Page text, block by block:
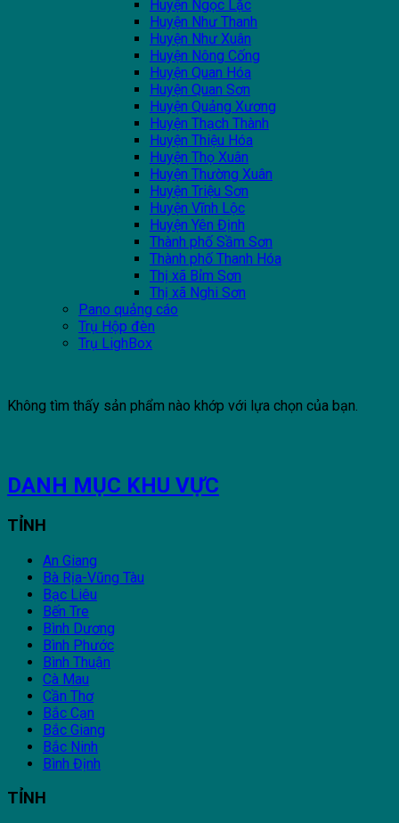
Huyện Ngọc Lặc
Huyện Như Thanh
Huyện Như Xuân
Huyện Nông Cống
Huyện Quan Hóa
Huyện Quan Sơn
Huyện Quảng Xương
Huyện Thạch Thành
Huyện Thiệu Hóa
Huyện Thọ Xuân
Huyện Thường Xuân
Huyện Triệu Sơn
Huyện Vĩnh Lộc
Huyện Yên Định
Thành phố Sầm Sơn
Thành phố Thanh Hóa
Thị xã Bỉm Sơn
Thị xã Nghi Sơn
Pano quảng cáo
Trụ Hộp đèn
Trụ LighBox
Không tìm thấy sản phẩm nào khớp với lựa chọn của bạn.
DANH MỤC KHU VỰC
TỈNH
An Giang
Bà Rịa-Vũng Tàu
Bạc Liêu
Bến Tre
Bình Dương
Bình Phước
Bình Thuận
Cà Mau
Cần Thơ
Bắc Cạn
Bắc Giang
Bắc Ninh
Bình Định
TỈNH